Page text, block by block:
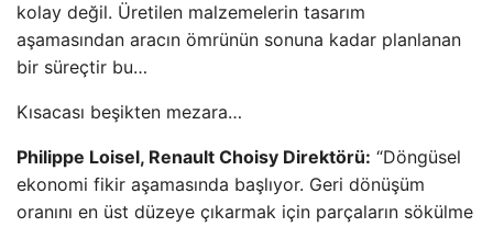
kolay değil. Üretilen malzemelerin tasarım
aşamasından aracın ömrünün sonuna kadar planlanan
bir süreçtir bu…
Kısacası beşikten mezara…
Philippe Loisel, Renault Choisy Direktörü: “Döngüsel
ekonomi fikir aşamasında başlıyor. Geri dönüşüm
oranını en üst düzeye çıkarmak için parçaların sökülme